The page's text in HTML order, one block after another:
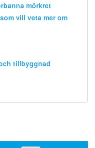
mörkret
vill veta mer om
tillbyggnad